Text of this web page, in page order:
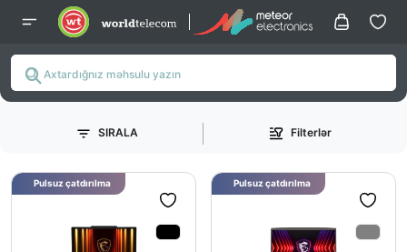
SIRALA Filterlər
Pulsuz çatdırılma Pulsuz çatdırılma